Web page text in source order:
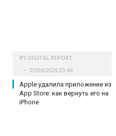
BY DIGITAL REPORT
03/06/2026 23:46
Apple удалила приложение из
App Store: как вернуть его на
iPhone